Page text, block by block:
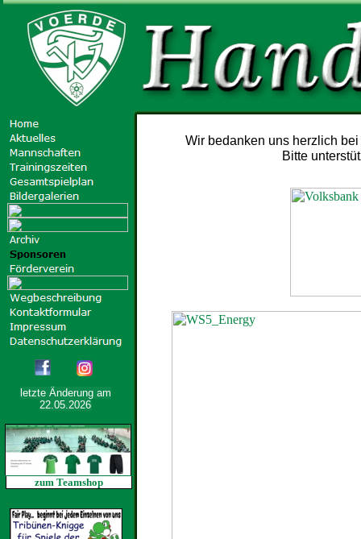
letzte Änderung am
22.05.2026
zum Teamshop
Wir bedanken uns herzlich
Bitte